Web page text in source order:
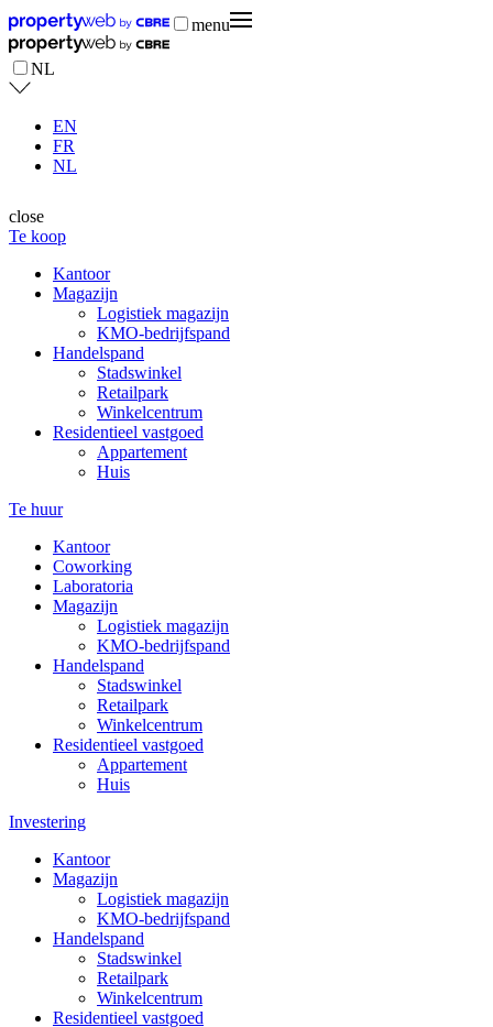
menu
NL
EN
FR
NL
close
Te koop
Kantoor
Magazijn
Logistiek magazijn
KMO-bedrijfspand
Handelspand
Stadswinkel
Retailpark
Winkelcentrum
Residentieel vastgoed
Appartement
Huis
Te huur
Kantoor
Coworking
Laboratoria
Magazijn
Logistiek magazijn
KMO-bedrijfspand
Handelspand
Stadswinkel
Retailpark
Winkelcentrum
Residentieel vastgoed
Appartement
Huis
Investering
Kantoor
Magazijn
Logistiek magazijn
KMO-bedrijfspand
Handelspand
Stadswinkel
Retailpark
Winkelcentrum
Residentieel vastgoed